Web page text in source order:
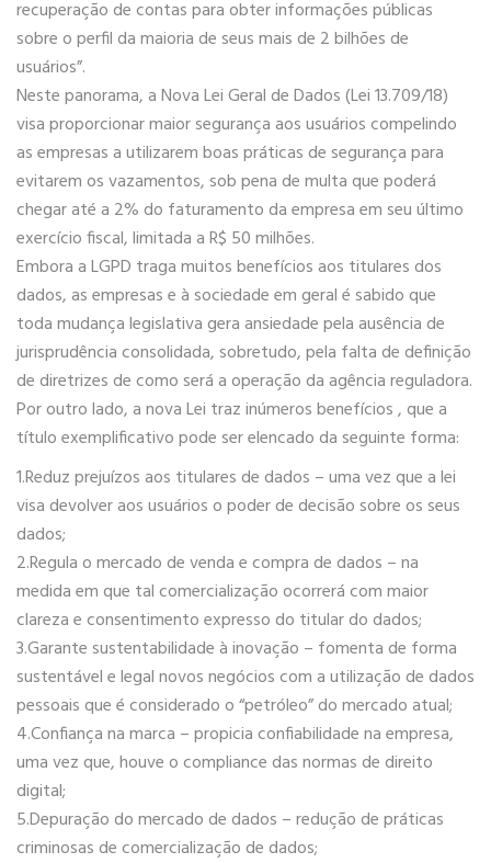
recuperação de contas para obter informações públicas
sobre o perfil da maioria de seus mais de 2 bilhões de
usuários”.
Neste panorama, a Nova Lei Geral de Dados (Lei 13.709/18)
visa proporcionar maior segurança aos usuários compelindo
as empresas a utilizarem boas práticas de segurança para
evitarem os vazamentos, sob pena de multa que poderá
chegar até a 2% do faturamento da empresa em seu último
exercício fiscal, limitada a R$ 50 milhões.
Embora a LGPD traga muitos benefícios aos titulares dos
dados, as empresas e à sociedade em geral é sabido que
toda mudança legislativa gera ansiedade pela ausência de
jurisprudência consolidada, sobretudo, pela falta de definição
de diretrizes de como será a operação da agência reguladora.
Por outro lado, a nova Lei traz inúmeros benefícios , que a
título exemplificativo pode ser elencado da seguinte forma:
1.Reduz prejuízos aos titulares de dados – uma vez que a lei
visa devolver aos usuários o poder de decisão sobre os seus
dados;
2.Regula o mercado de venda e compra de dados – na
medida em que tal comercialização ocorrerá com maior
clareza e consentimento expresso do titular do dados;
3.Garante sustentabilidade à inovação – fomenta de forma
sustentável e legal novos negócios com a utilização de dados
pessoais que é considerado o “petróleo” do mercado atual;
4.Confiança na marca – propicia confiabilidade na empresa,
uma vez que, houve o compliance das normas de direito
digital;
5.Depuração do mercado de dados – redução de práticas
criminosas de comercialização de dados;